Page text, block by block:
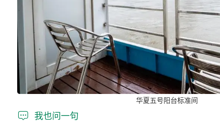
华夏五号阳台标准间
 我也问一句